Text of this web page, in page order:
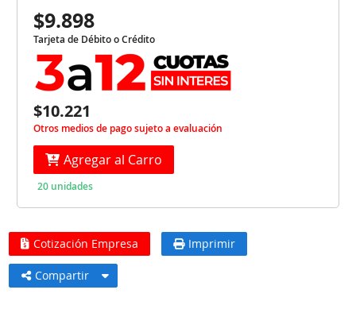
$9.898
Tarjeta de Débito o Crédito
$10.221
Otros medios de pago sujeto a evaluación
Agregar al Carro
20 unidades
Cotización Empresa Imprimir
Compartir